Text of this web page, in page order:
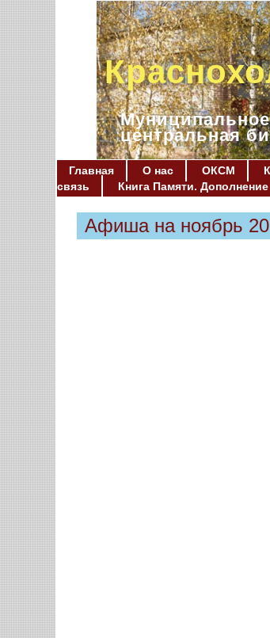
Муниципальное
центральная
Главная О нас ОКСМ
связь
Книга Памяти. Дополнение
Афиша на ноябрь